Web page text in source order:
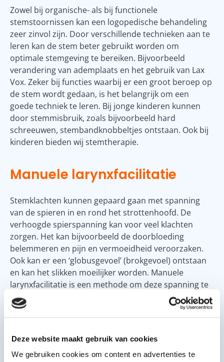
Deze website maakt gebruik van cookies
We gebruiken cookies om content en advertenties te
Zowel bij organische- als bij functionele
stemstoornissen kan een logopedische behandeling
zeer zinvol zijn. Door verschillende technieken aan te
leren kan de stem beter gebruikt worden om
optimale stemgeving te bereiken. Bijvoorbeeld
verandering van ademplaats en het gebruik van Lax
Vox. Zeker bij functies waarbij er een groot beroep op
de stem wordt gedaan, is het belangrijk om een
goede techniek te leren. Bij jonge kinderen kunnen
door stemmisbruik, zoals bijvoorbeeld hard
schreeuwen, stembandknobbeltjes ontstaan. Ook bij
kinderen bieden wij stemtherapie.
Manuele larynxfacilitatie
Stemklachten kunnen gepaard gaan met spanning
van de spieren in en rond het strottenhoofd. De
verhoogde spierspanning kan voor veel klachten
zorgen. Het kan bijvoorbeeld de doorbloeding
belemmeren en pijn en vermoeidheid veroorzaken.
Ook kan er een ‘globusgevoel’ (brokgevoel) ontstaan
en kan het slikken moeilijker worden. Manuele
larynxfacilitatie is een methode om deze spanning te
verminderen. Door massage en ‘manipulatie’ raken
deze spieren meer ontspannen. Onze logopedisten
direct al vermindering van de klachten geven, zoals
een verbeterde stemkwaliteit, makkelijker slikken en